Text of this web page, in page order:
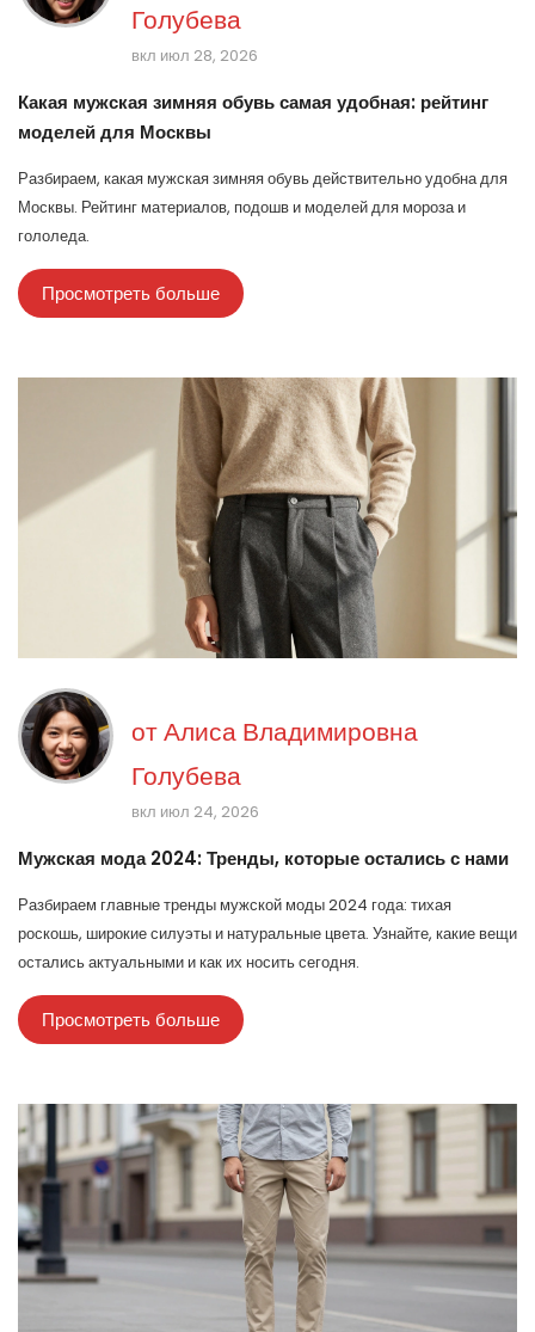
Голубева
вкл июл 28, 2026
Какая мужская зимняя обувь самая удобная: рейтинг
моделей для Москвы
Разбираем, какая мужская зимняя обувь действительно удобна для
Москвы. Рейтинг материалов, подошв и моделей для мороза и
гололеда.
Просмотреть больше
отАлиса Владимировна
Голубева
вкл июл 24, 2026
Мужская мода 2024: Тренды, которые остались с нами
Разбираем главные тренды мужской моды 2024 года: тихая
роскошь, широкие силуэты и натуральные цвета. Узнайте, какие вещи
остались актуальными и как их носить сегодня.
Просмотреть больше